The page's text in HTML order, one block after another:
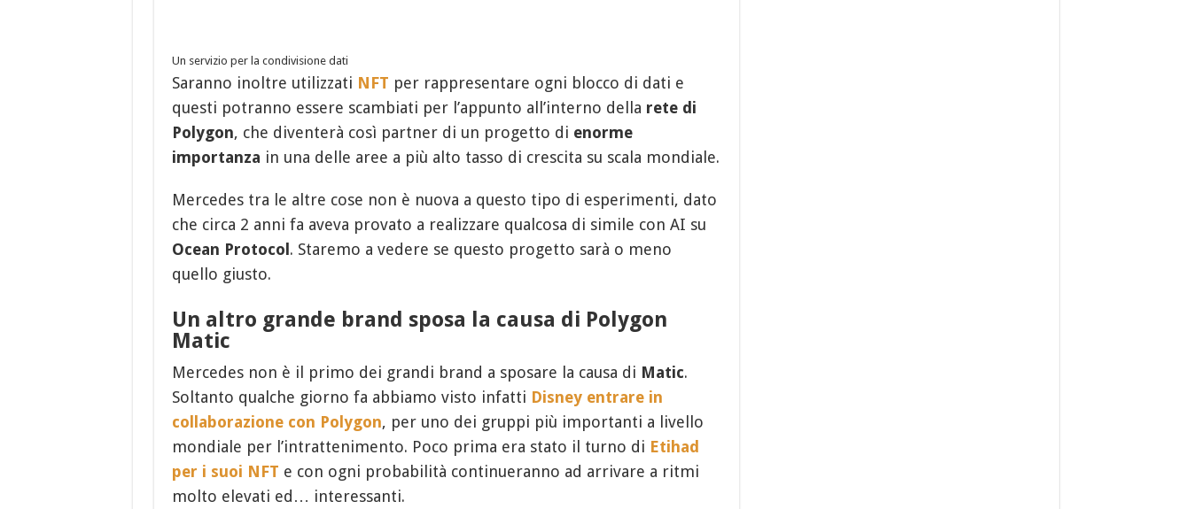
Un servizio per la condivisione dati
Saranno inoltre utilizzati NFT per rappresentare ogni blocco di dati e
questi potranno essere scambiati per l’appunto all’interno della rete di
Polygon, che diventerà così partner di un progetto di enorme
importanza in una delle aree a più alto tasso di crescita su scala mondiale.
Mercedes tra le altre cose non è nuova a questo tipo di esperimenti, dato
che circa 2 anni fa aveva provato a realizzare qualcosa di simile con AI su
Ocean Protocol . Staremo a vedere se questo progetto sarà o meno
quello giusto.
Un altro grande brand sposa la causa di Polygon
Matic
Mercedes non è il primo dei grandi brand a sposare la causa di Matic.
Soltanto qualche giorno fa abbiamo visto infatti Disney entrare in
collaborazione con Polygon, per uno dei gruppi più importanti a livello
mondiale per l’intrattenimento. Poco prima era stato il turno di Etihad
per i suoi NFT e con ogni probabilità continueranno ad arrivare a ritmi
molto elevati ed… interessanti.